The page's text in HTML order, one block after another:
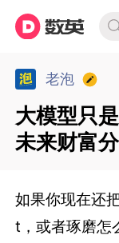
老泡
大模型只
未来财富
如果你现在还
t，或者琢磨怎